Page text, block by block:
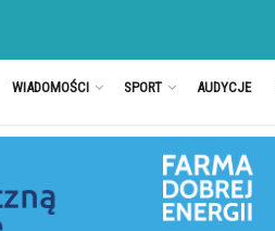
WIADOMOŚCI SPORT AUDYCJE